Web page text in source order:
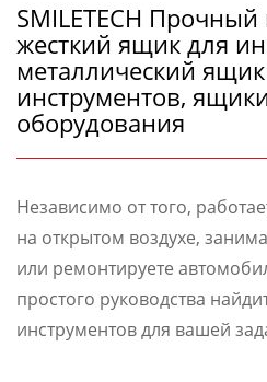
SMILETECH
жесткий ящик для
металлический
инструментов,
оборудования
Независимо от того,
на открытом воздухе,
или ремонтируете
простого руководства
инструментов для вашей